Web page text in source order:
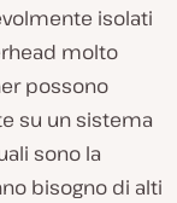
isolati
molto
possono
su un sistema
sono la
bisogno di alti